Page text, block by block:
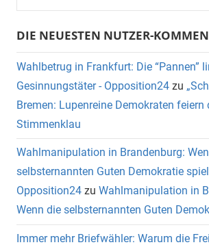
DIE NEUESTEN NUTZER-
Wahlbetrug in Frankfurt: Die “Pannen”
Gesinnungstäter - Opposition24 zu
Bremen: Lupenreine Demokraten feiern
Stimmenklau
Wahlmanipulation in Brandenburg:
selbsternannten Guten Demokratie
Opposition24 zu Wahlmanipulation in
Wenn die selbsternannten Guten
Immer mehr Briefwähler: Warum die